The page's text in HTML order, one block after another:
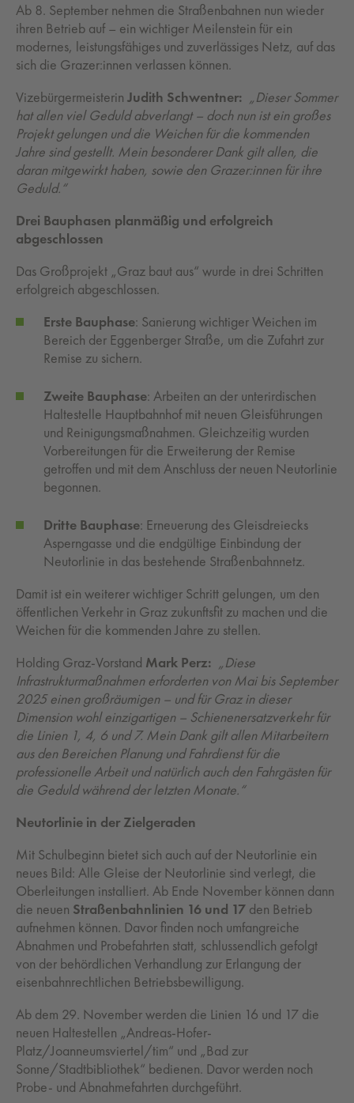
Ab 8. September nehmen die Straßenbahnen nun wieder
ihren Betrieb auf – ein wichtiger Meilenstein für ein
modernes, leistungsfähiges und zuverlässiges Netz, auf das
sich die Grazer:innen verlassen können.
Vizebürgermeisterin Judith Schwentner: „Dieser Sommer
hat allen viel Geduld abverlangt – doch nun ist ein großes
Projekt gelungen und die Weichen für die kommenden
Jahre sind gestellt. Mein besonderer Dank gilt allen, die
daran mitgewirkt haben, sowie den Grazer:innen für ihre
Geduld.“
Drei Bauphasen planmäßig und erfolgreich
abgeschlossen
Das Großprojekt „Graz baut aus“ wurde in drei Schritten
erfolgreich abgeschlossen.
Erste Bauphase: Sanierung wichtiger Weichen im
Bereich der Eggenberger Straße, um die Zufahrt zur
Remise zu sichern.
Zweite Bauphase: Arbeiten an der unterirdischen
Haltestelle Hauptbahnhof mit neuen Gleisführungen
und Reinigungsmaßnahmen. Gleichzeitig wurden
Vorbereitungen für die Erweiterung der Remise
getroffen und mit dem Anschluss der neuen Neutorlinie
begonnen.
Dritte Bauphase: Erneuerung des Gleisdreiecks
Asperngasse und die endgültige Einbindung der
Neutorlinie in das bestehende Straßenbahnnetz.
Damit ist ein weiterer wichtiger Schritt gelungen, um den
öffentlichen Verkehr in Graz zukunftsfit zu machen und die
Weichen für die kommenden Jahre zu stellen.
Holding Graz-Vorstand Mark Perz: „Diese
Infrastrukturmaßnahmen erforderten von Mai bis September
2025 einen großräumigen – und für Graz in dieser
Dimension wohl einzigartigen – Schienenersatzverkehr für
die Linien 1, 4, 6 und 7. Mein Dank gilt allen Mitarbeitern
aus den Bereichen Planung und Fahrdienst für die
professionelle Arbeit und natürlich auch den Fahrgästen für
die Geduld während der letzten Monate.“
Neutorlinie in der Zielgeraden
Mit Schulbeginn bietet sich auch auf der Neutorlinie ein
neues Bild: Alle Gleise der Neutorlinie sind verlegt, die
Oberleitungen installiert. Ab Ende November können dann
die neuen Straßenbahnlinien 16 und 17 den Betrieb
aufnehmen können. Davor finden noch umfangreiche
Abnahmen und Probefahrten statt, schlussendlich gefolgt
von der behördlichen Verhandlung zur Erlangung der
eisenbahnrechtlichen Betriebsbewilligung.
Ab dem 29. November werden die Linien 16 und 17 die
neuen Haltestellen „Andreas-Hofer-
Platz/Joanneumsviertel/tim“ und „Bad zur
Sonne/Stadtbibliothek“ bedienen. Davor werden noch
Probe- und Abnahmefahrten durchgeführt.